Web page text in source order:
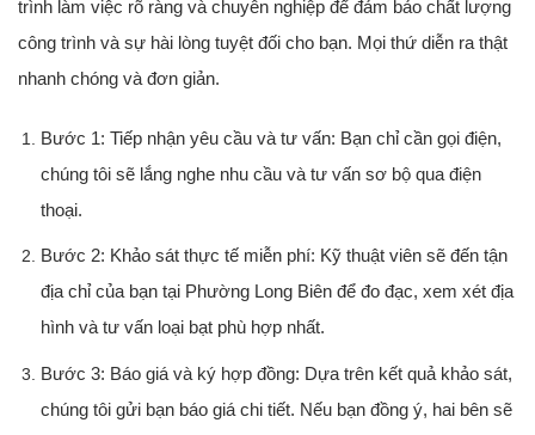
trình làm việc rõ ràng và chuyên nghiệp để đảm bảo chất lượng
công trình và sự hài lòng tuyệt đối cho bạn. Mọi thứ diễn ra thật
nhanh chóng và đơn giản.
Bước 1: Tiếp nhận yêu cầu và tư vấn: Bạn chỉ cần gọi điện,
chúng tôi sẽ lắng nghe nhu cầu và tư vấn sơ bộ qua điện
thoại.
Bước 2: Khảo sát thực tế miễn phí: Kỹ thuật viên sẽ đến tận
địa chỉ của bạn tại Phường Long Biên để đo đạc, xem xét địa
hình và tư vấn loại bạt phù hợp nhất.
Bước 3: Báo giá và ký hợp đồng: Dựa trên kết quả khảo sát,
chúng tôi gửi bạn báo giá chi tiết. Nếu bạn đồng ý, hai bên sẽ